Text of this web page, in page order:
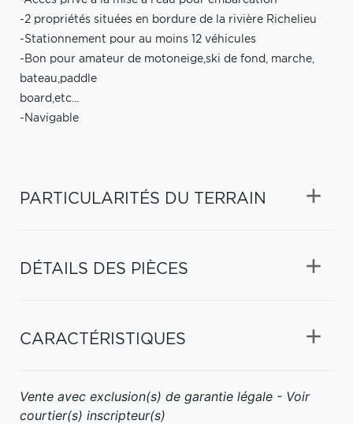
-2 propriétés situées en bordure de la rivière Richelieu
-Stationnement pour au moins 12 véhicules
-Bon pour amateur de motoneige,ski de fond, marche,
bateau,paddle
board,etc...
-Navigable
PARTICULARITÉS DU TERRAIN
DÉTAILS DES PIÈCES
CARACTÉRISTIQUES
Vente avec exclusion(s) de garantie légale - Voir
courtier(s) inscripteur(s)